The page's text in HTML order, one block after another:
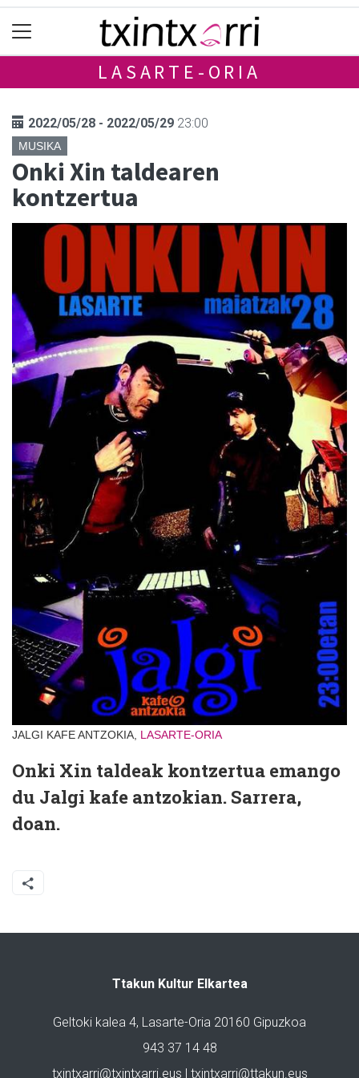
LASARTE-ORIA
2022/05/28 - 2022/05/29 23:00
MUSIKA
Onki Xin taldearen
kontzertua
JALGI KAFE ANTZOKIA, LASARTE-ORIA
Onki Xin taldeak kontzertua emango
du Jalgi kafe antzokian. Sarrera,
doan.
Ttakun Kultur Elkartea
Geltoki kalea 4, Lasarte-Oria 20160 Gipuzkoa
943 37 14 48
txintxarri@txintxarri.eus | txintxarri@ttakun.eus